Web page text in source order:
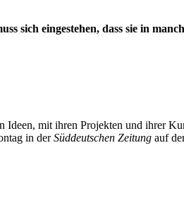
sich eingestehen, dass sie in
mit ihren Projekten und ihrer
in derSüddeutschen Zeitung auf